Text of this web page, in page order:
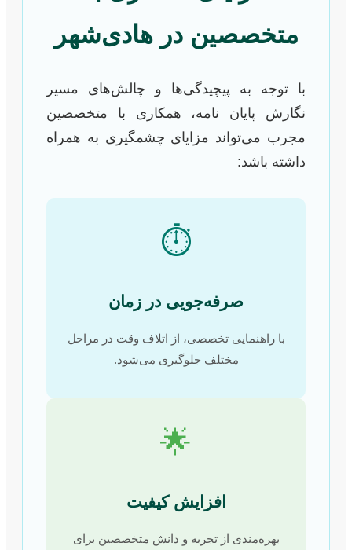
متخصصین در هادی‌شهر
با توجه به پیچیدگی‌ها و چالش‌های مسیر
نگارش پایان نامه، همکاری با متخصصین
مجرب می‌تواند مزایای چشمگیری به همراه
داشته باشد:
⏱️
صرفه‌جویی در زمان
با راهنمایی تخصصی، از اتلاف وقت در مراحل
مختلف جلوگیری می‌شود.
🌟
افزایش کیفیت
بهره‌مندی از تجربه و دانش متخصصین برای